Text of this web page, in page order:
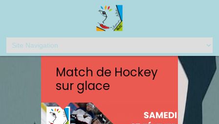
Match de Hockey
sur glace